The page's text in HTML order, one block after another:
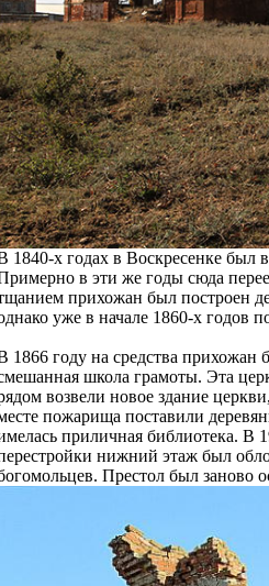
1840-х годах в Воскресенке был
в эти же годы сюда
прихожан был построен
уже в начале 1860-х годов
1866 году на средства прихожан
школа грамоты. Эта
возвели новое здание
пожарища поставили
приличная библиотека. В
нижний этаж был
Престол был заново